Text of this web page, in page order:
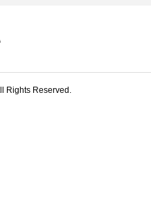
Rights Reserved.